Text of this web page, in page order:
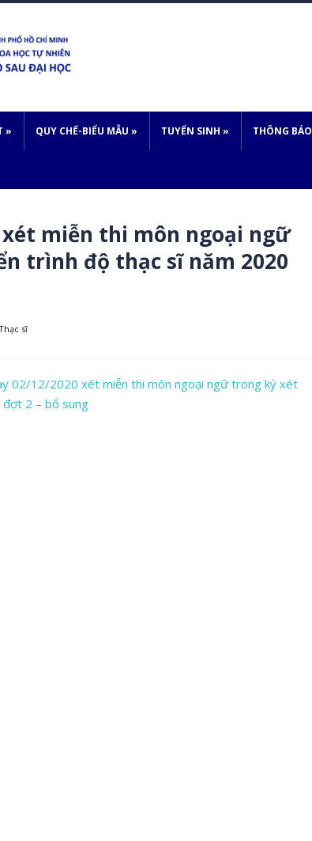
» QUY CHẾ-BIỂU MẪU » TUYỂN SINH » THÔNG BÁO
miễn thi môn ngoại ngữ
trình độ thạc sĩ năm 2020
sĩ
02/12/2020 xét miễn thi môn ngoại ngữ trong kỳ xét
2 – bổ sung